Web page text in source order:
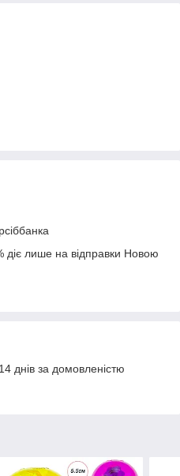
діє лише на відправки Новою
днів за домовленістю